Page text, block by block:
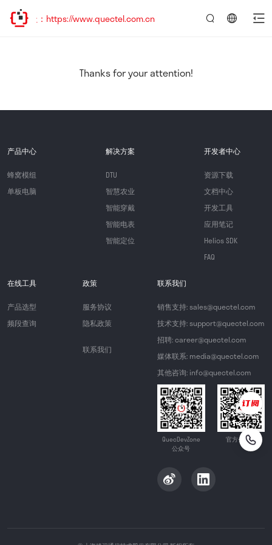
问新址：https://www.quectel.com.cn
Thanks for your attention!
产品中心
蜂窝模组
单板电脑
解决方案
DTU
智慧农业
智能穿戴
智能电表
智能定位
开发者中心
资源下载
文档中心
开发工具
应用笔记
Helios SDK
FAQ
在线工具
产品选型
频段查询
政策
服务协议
隐私政策
联系我们
联系我们
销售支持: sales@quectel.com
技术支持: support@quectel.com
招聘: career@quectel.com
媒体联系: media@quectel.com
其他咨询: info@quectel.com
QuecDevZone
公众号
官方公众号